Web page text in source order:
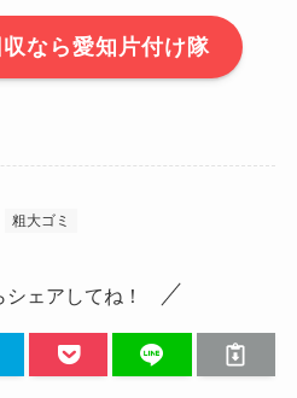
なら愛知片付け隊
粗大ゴミ
シェアしてね！